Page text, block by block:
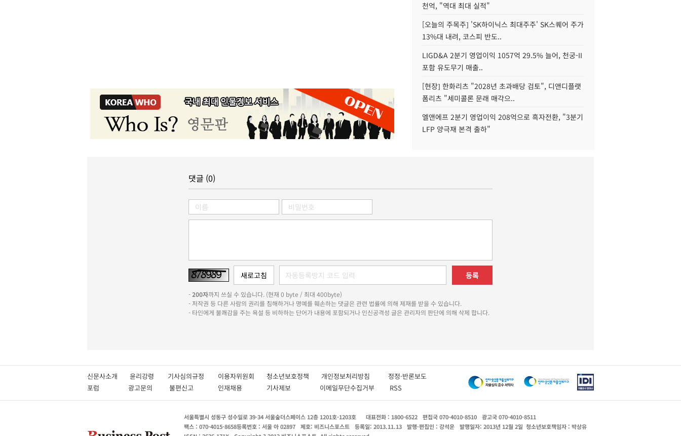
천억, "역대 최대 실적"
[오늘의 주목주] 'SK하이닉스 최대주주' SK스퀘어 주가
13%대 내려, 코스피 반도..
LIGD&A 2분기 영업이익 1057억 29.5% 늘어, 천궁-II
포함 유도무기 매출..
[현장] 한화리츠 "2028년 초과배당 검토", 디앤디플랫
폼리츠 "세미콜론 문래 매각으..
엘앤에프 2분기 영업이익 208억으로 흑자전환, "3분기
LFP 양극재 본격 출하"
댓글 (0)
등록
-200자까지 쓰실 수 있습니다. (현재 0 byte / 최대 400byte)
- 저작권 등 다른 사람의 권리를 침해하거나 명예를 훼손하는 댓글은 관련 법률에 의해 제재를 받을 수 있습니다.
- 타인에게 불쾌감을 주는 욕설 등 비하하는 단어가 내용에 포함되거나 인신공격성 글은 관리자의 판단에 의해 삭제 합니다.
신문사소개 윤리강령 기사심의규정 이용자위원회 청소년보호정책 개인정보처리방침 정정·반론보도
포럼
광고문의 불편신고 인재채용 기사제보 이메일무단수집거부 RSS
서울특별시 성동구 성수일로 39-34 서울숲더스페이스 12층 1201호-1203호 대표전화 : 1800-6522 편집국 070-4010-8510
광고국 070-4010-8511
팩스 : 070-4015-8658등록번호 : 서울 아 02897 제호: 비즈니스포스트 등록일: 2013.11.13 발행·편집인 : 강석운 발행일자: 2013년 12월 2일 청소년보호책임자 : 박상유